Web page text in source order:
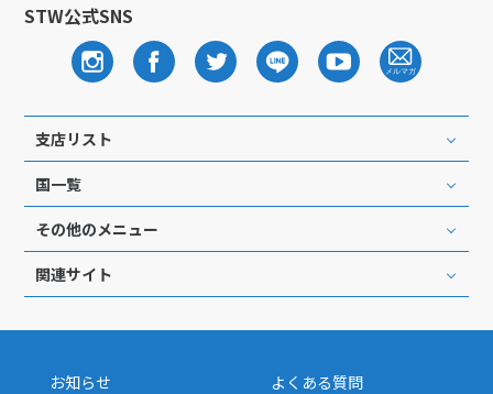
STW公式SNS
支店リスト
国一覧
その他のメニュー
関連サイト
お知らせ
よくある質問